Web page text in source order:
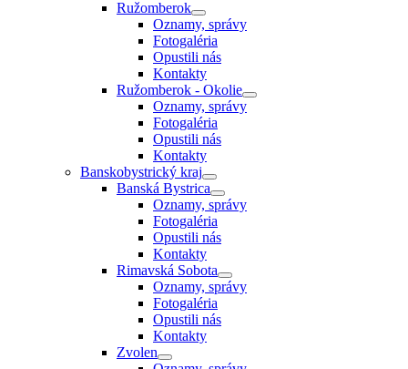
Ružomberok
Oznamy, správy
Fotogaléria
Opustili nás
Kontakty
Ružomberok - Okolie
Oznamy, správy
Fotogaléria
Opustili nás
Kontakty
Banskobystrický kraj
Banská Bystrica
Oznamy, správy
Fotogaléria
Opustili nás
Kontakty
Rimavská Sobota
Oznamy, správy
Fotogaléria
Opustili nás
Kontakty
Zvolen